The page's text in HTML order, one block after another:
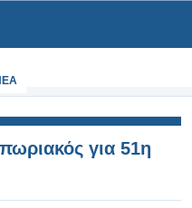
για 51η